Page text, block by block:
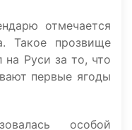
отмечается
Такое прозвище
Руси за то, что
первые ягоды
особой